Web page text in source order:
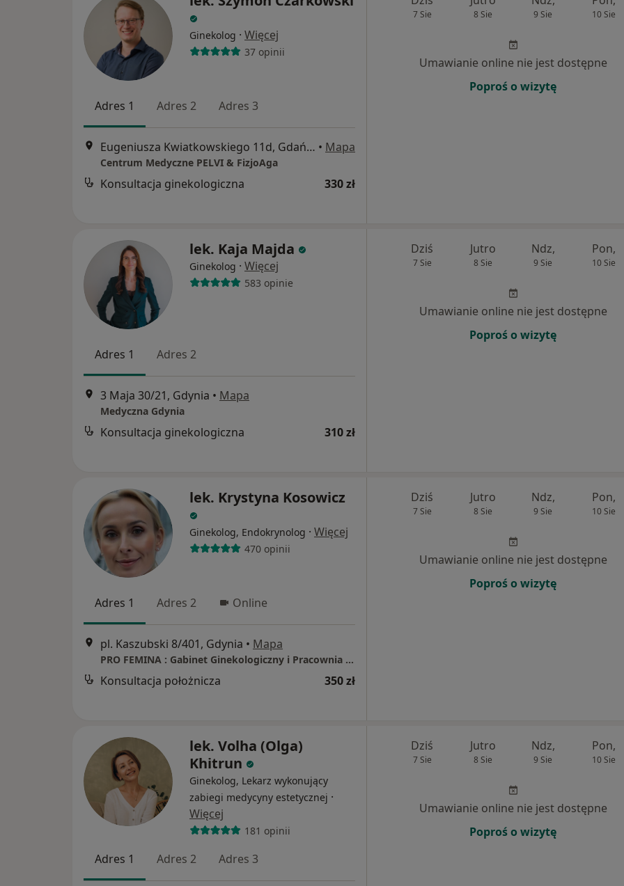
Ginekolog · Więcej
37 opinii
Adres 1 Adres 2 Adres 3
Eugeniusza Kwiatkowskiego 11d, Gdańsk • Mapa
Centrum Medyczne PELVI & FizjoAga
Konsultacja ginekologiczna 330 zł
7 Sie 8 Sie 9 Sie 10 Sie
Umawianie online nie jest dostępne
Poproś o wizytę
lek. Kaja Majda
Ginekolog · Więcej
583 opinie
Adres 1 Adres 2
3 Maja 30/21, Gdynia • Mapa
Medyczna Gdynia
Konsultacja ginekologiczna 310 zł
Dziś
7 Sie
Jutro
8 Sie
Ndz,
9 Sie
Pon,
10 Sie
Umawianie online nie jest dostępne
Poproś o wizytę
lek. Krystyna Kosowicz
Ginekolog, Endokrynolog · Więcej
470 opinii
Adres 1 Adres 2 Online
pl. Kaszubski 8/401, Gdynia • Mapa
PRO FEMINA : Gabinet Ginekologiczny i Pracownia Badań Usg
Konsultacja położnicza 350 zł
Dziś
7 Sie
Jutro
8 Sie
Ndz,
9 Sie
Pon,
10 Sie
Umawianie online nie jest dostępne
Poproś o wizytę
lek. Volha (Olga)
Khitrun
Ginekolog, Lekarz wykonujący
zabiegi medycyny estetycznej ·
Więcej
181 opinii
Adres 1 Adres 2 Adres 3
Dziś
7 Sie
Jutro
8 Sie
Ndz,
9 Sie
Pon,
10 Sie
Umawianie online nie jest dostępne
Poproś o wizytę